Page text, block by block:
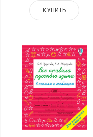
КУПИТЬ